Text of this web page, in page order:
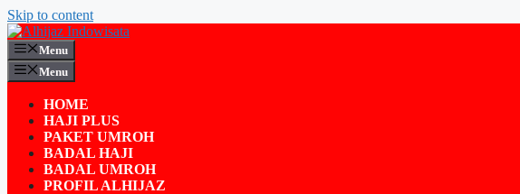
Skip to content
Menu
Menu
HOME
HAJI PLUS
PAKET UMROH
BADAL HAJI
BADAL UMROH
PROFIL ALHIJAZ